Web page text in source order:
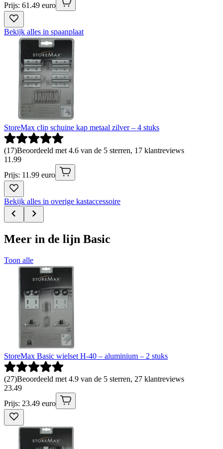
Prijs: 61.49 euro
Bekijk alles in spaanplaat
StoreMax clip schuine kap metaal zilver – 4 stuks
(17)Beoordeeld met 4.6 van de 5 sterren, 17 klantreviews
11 .99
Prijs: 11.99 euro
Bekijk alles in overige kastaccessoire
Meer in de lijn Basic
Toon alle
StoreMax Basic wielset H-40 – aluminium – 2 stuks
(27)Beoordeeld met 4.9 van de 5 sterren, 27 klantreviews
23.49
Prijs: 23.49 euro